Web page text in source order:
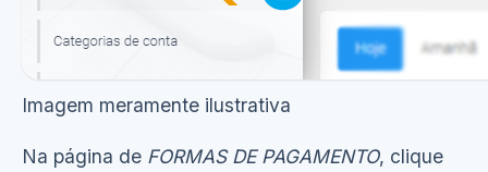
Imagem meramente ilustrativa
Na página de FORMAS DE PAGAMENTO, clique